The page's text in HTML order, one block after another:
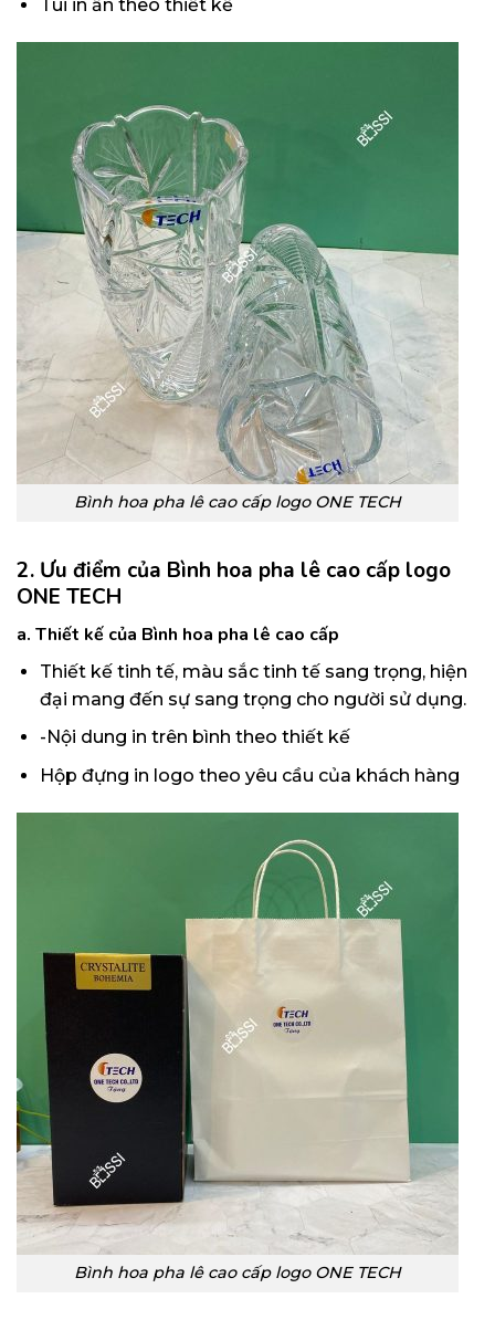
Túi in ấn theo thiết kế
Bình hoa pha lê cao cấp logo ONE TECH
2. Ưu điểm của Bình hoa pha lê cao cấp logo
ONE TECH
a. Thiết kế của Bình hoa pha lê cao cấp
Thiết kế tinh tế, màu sắc tinh tế sang trọng, hiện
đại mang đến sự sang trọng cho người sử dụng.
-Nội dung in trên bình theo thiết kế
Hộp đựng in logo theo yêu cầu của khách hàng
Bình hoa pha lê cao cấp logo ONE TECH